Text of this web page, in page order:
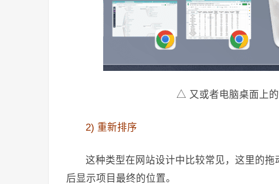
△ 又或者电脑桌面上的
2) 重新排序
这种类型在网站设计中比较常见，这里的
后显示项目最终的位置。